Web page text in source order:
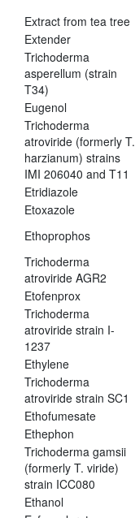
Extract from tea tree
Extender
Trichoderma
asperellum (strain
T34)
Eugenol
Trichoderma
atroviride (formerly T.
harzianum) strains
IMI 206040 and T11
Etridiazole
Etoxazole
Ethoprophos
Trichoderma
atroviride AGR2
Etofenprox
Trichoderma
atroviride strain I-
1237
Ethylene
Trichoderma
atroviride strain SC1
Ethofumesate
Ethephon
Trichoderma gamsii
(formerly T. viride)
strain ICC080
Ethanol